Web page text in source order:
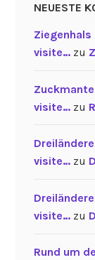
NEUESTE
Ziegenhals
visite…zu
visite…zu
visite…zu
visite…zu
Rund um